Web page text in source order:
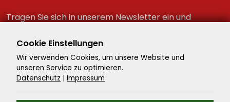
Tragen Sie sich in unserem Newsletter ein und
Reiseschnäppchen!
Cookie Einstellungen
Wir verwenden Cookies, um unsere Website und
unseren Service zu optimieren.
Datenschutz | Impressum